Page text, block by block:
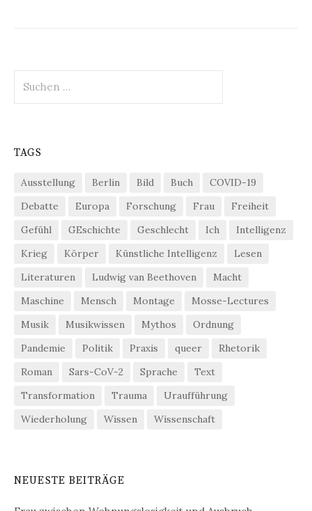
nach:
TAGS
Ausstellung Berlin Bild Buch
COVID-19
Debatte
Europa Forschung Frau
Freiheit
Gefühl
GEschichte Geschlecht Ich
Intelligenz
Krieg
Körper Künstliche Intelligenz
Lesen
Literaturen
Ludwig van Beethoven
Macht
Maschine
Mensch Montage
Mosse-Lectures
Musik
Musikwissen Mythos
Ordnung
Pandemie
Politik Praxis queer
Rhetorik
Roman
Sars-CoV-2 Sprache
Text
Transformation
Trauma
Uraufführung
Wiederholung
Wissen Wissenschaft
NEUESTE BEITRÄGE